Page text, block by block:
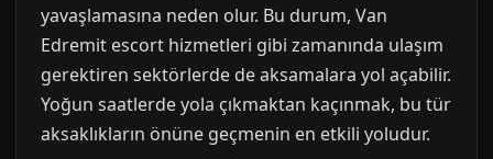
yavaşlamasına neden olur. Bu durum, Van
Edremit escort hizmetleri gibi zamanında ulaşım
gerektiren sektörlerde de aksamalara yol açabilir.
Yoğun saatlerde yola çıkmaktan kaçınmak, bu tür
aksaklıkların önüne geçmenin en etkili yoludur.